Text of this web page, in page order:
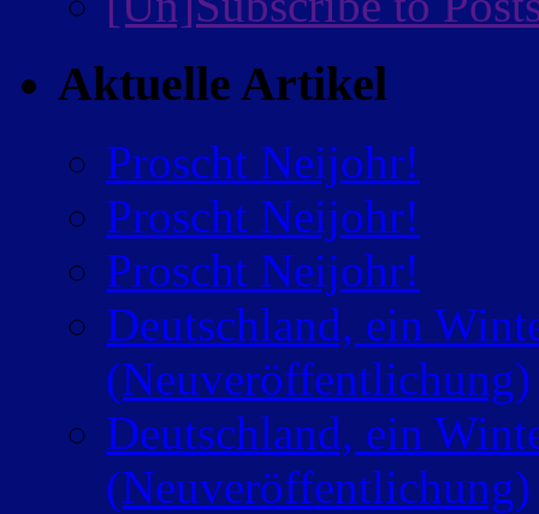
Aktuelle Artikel
Proscht Neijohr!
Proscht Neijohr!
Proscht Neijohr!
Deutschland, ein
(Neuveröffentlichung)
Deutschland, ein
(Neuveröffentlichung)